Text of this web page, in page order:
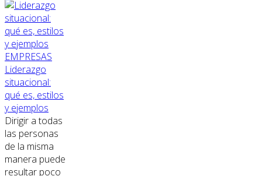
EMPRESAS
Liderazgo
situacional:
qué es, estilos
y ejemplos
Dirigir a todas
las personas
de la misma
manera puede
resultar poco